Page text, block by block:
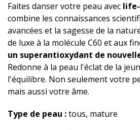
Faites danser votre peau avec
combine les connaissances
avancées et la sagesse de la
de luxe à la molécule C60 et aux
un superantioxydant de
Redonne à la peau l'éclat de la
l'équilibre. Non seulement votre
mais aussi votre âme.
Type de peau :tous, mature